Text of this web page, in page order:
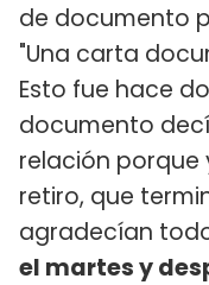
de documento
"Una carta
Esto fue hace
documento
relación
retiro, que
agradecían
el martes y